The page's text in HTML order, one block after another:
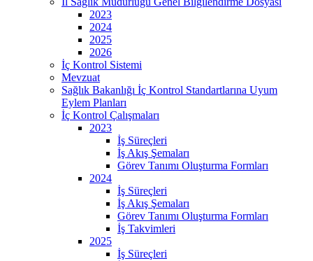
2023
2024
2025
2026
İç Kontrol Sistemi
Mevzuat
Sağlık Bakanlığı İç Kontrol Standartlarına Uyum
Eylem Planları
İç Kontrol Çalışmaları
2023
İş Süreçleri
İş Akış Şemaları
Görev Tanımı Oluşturma Formları
2024
İş Süreçleri
İş Akış Şemaları
Görev Tanımı Oluşturma Formları
İş Takvimleri
2025
İş Süreçleri